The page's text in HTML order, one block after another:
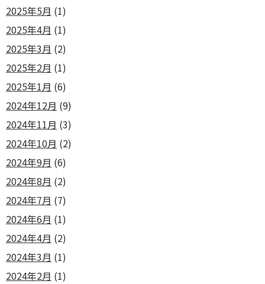
2025年5月 (1)
2025年4月 (1)
2025年3月 (2)
2025年2月 (1)
2025年1月 (6)
2024年12月 (9)
2024年11月 (3)
2024年10月 (2)
2024年9月 (6)
2024年8月 (2)
2024年7月 (7)
2024年6月 (1)
2024年4月 (2)
2024年3月 (1)
2024年2月 (1)